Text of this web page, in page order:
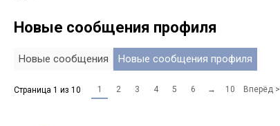
Новые сообщения профиля
Новые сообщения Новые сообщения профиля
Страница 1 из 10 1 2 3 4 5 6 → 10 Вперёд >